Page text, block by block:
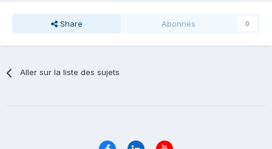
Share Abonnés 0
Aller sur la liste des sujets